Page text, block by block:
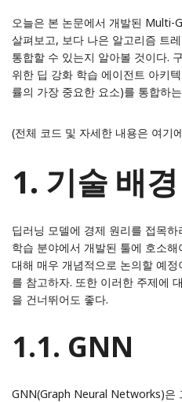
오늘은 본 논문에서 개발된 Multi-
살펴보고, 보다 나은 알고리즘 트
통합할 수 있는지 알아볼 것이다.
위한 딥 강화 학습 에이전트 아키
률의 가장 중요한 요소)를 통합하
(전체 코드 및 자세한 내용은 여기
1. 기술 배경
딥러닝 모델에 경제 원리를 접목
학습 분야에서 개발된 툴에 호소
대해 매우 개념적으로 논의할 예
를 참고하자. 또한 이러한 주제에
을 건너뛰어도 좋다.
1.1. GNN
GNN(Graph Neural Networks)은